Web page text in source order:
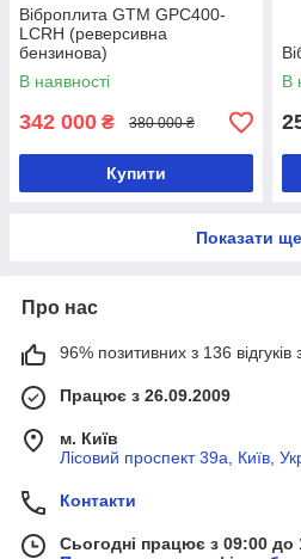
Віброплита GTM GPC400-
LCRH (реверсивна
бензинова)
В наявності
342 000 ₴ 380 000 ₴
Купити
В
Показати ще
Про нас
96% позитивних з 136 відгуків
Працює з 26.09.2009
м. Київ
Лісовий проспект 39а, Київ,
Контакти
Сьогодні працює з 09:00 до